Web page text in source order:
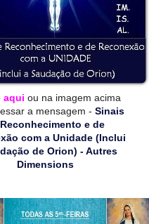
aqui ou na imagem acima
a mensagem - Sinais
e de
com a Unidade (Inclui
de Orion) - Autres
Dimensions